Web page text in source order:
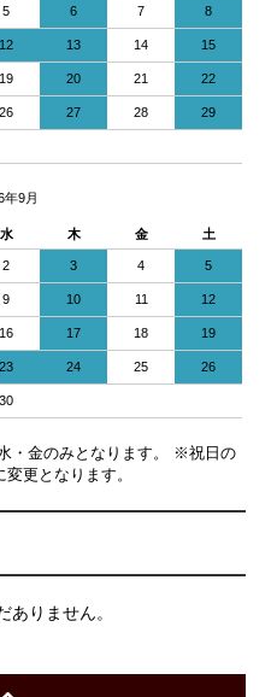
5 6 7 8
12 13 14 15
19 20 21 22
26 27 28 29
年9月
水 木 金 土
2 3 4 5
9 10 11 12
16 17 18 19
23 24 25 26
30
・金のみとなります。 ※祝日の
更となります。
ありません。